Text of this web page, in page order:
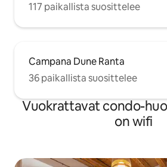
117 paikallista suosittelee
Campana Dune Ranta
36 paikallista suosittelee
Vuokrattavat condo-
on wifi